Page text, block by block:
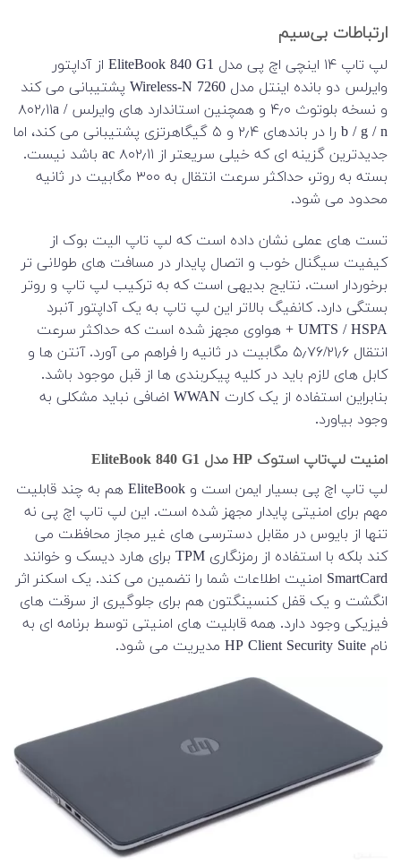
ارتباطات بی‌سیم
لپ تاپ ۱۴ اینچی اچ پی مدل EliteBook 840 G1 از آداپتور
وایرلس دو بانده اینتل مدل Wireless-N 7260 پشتیبانی می کند
و نسخه بلوتوث ۴٫۰ و همچنین استاندارد های وایرلس ۸۰۲٫۱۱a /
b / g / n را در باندهای ۲٫۴ و ۵ گیگاهرتزی پشتیبانی می کند، اما
جدیدترین گزینه ای که خیلی سریعتر از ۸۰۲٫۱۱ ac باشد نیست.
بسته به روتر، حداکثر سرعت انتقال به ۳۰۰ مگابیت در ثانیه
محدود می شود.
تست های عملی نشان داده است که لپ تاپ الیت بوک از
کیفیت سیگنال خوب و اتصال پایدار در مسافت های طولانی تر
برخوردار است. نتایج بدیهی است که به ترکیب لپ تاپ و روتر
بستگی دارد. کانفیگ بالاتر این لپ تاپ به یک آداپتور آنبرد
UMTS / HSPA + هواوی مجهز شده است که حداکثر سرعت
انتقال ۵٫۷۶/۲۱٫۶ مگابیت در ثانیه را فراهم می آورد. آنتن ها و
کابل های لازم باید در کلیه پیکربندی ها از قبل موجود باشد.
بنابراین استفاده از یک کارت WWAN اضافی نباید مشکلی به
وجود بیاورد.
امنیت لپ‌تاپ استوک HP مدل EliteBook 840 G1
لپ تاپ اچ پی بسیار ایمن است و EliteBook هم به چند قابلیت
مهم برای امنیتی پایدار مجهز شده است. این لپ تاپ اچ پی نه
تنها از بایوس در مقابل دسترسی های غیر مجاز محافظت می
کند بلکه با استفاده از رمزنگاری TPM برای هارد دیسک و خوانند
SmartCard امنیت اطلاعات شما را تضمین می کند. یک اسکنر اثر
انگشت و یک قفل کنسینگتون هم برای جلوگیری از سرقت های
فیزیکی وجود دارد. همه قابلیت های امنیتی توسط برنامه ای به
نام HP Client Security Suite مدیریت می شود.